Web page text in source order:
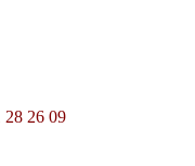
28 26 09